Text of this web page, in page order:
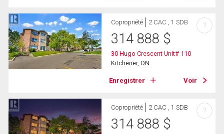
Copropriété 2 CAC , 1 SDB
314 888 $
30 Hugo Crescent Unit# 110
Kitchener, ON
Enregistrer Voir
?
Copropriété 2 CAC , 1 SDB
314 888 $
?